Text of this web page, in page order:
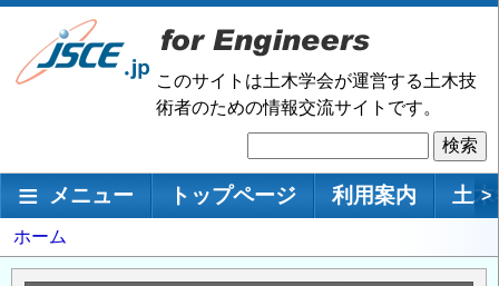
メ
ン
移
このサイトは土木学会が運営する土木技
術者のための情報交流サイトです。
索
メインナビゲーション
メニュー トップページ 利用案内 土 >
パ
ン
ホーム